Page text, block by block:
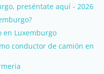
preséntate aquí - 2026
en Luxemburgo
conductor de camión en